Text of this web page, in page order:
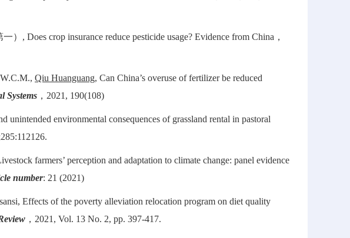
一）, Does crop insurance reduce pesticide usage? Evidence from China，
Qiu Huanguang, Can China’s overuse of fertilizer be reduced
Systems ，2021, 190(108)
unintended environmental consequences of grassland rental in pastoral
farmers’ perception and adaptation to climate change: panel evidence
number: 21 (2021)
Effects of the poverty alleviation relocation program on diet quality
，2021, Vol. 13 No. 2, pp. 397-417.